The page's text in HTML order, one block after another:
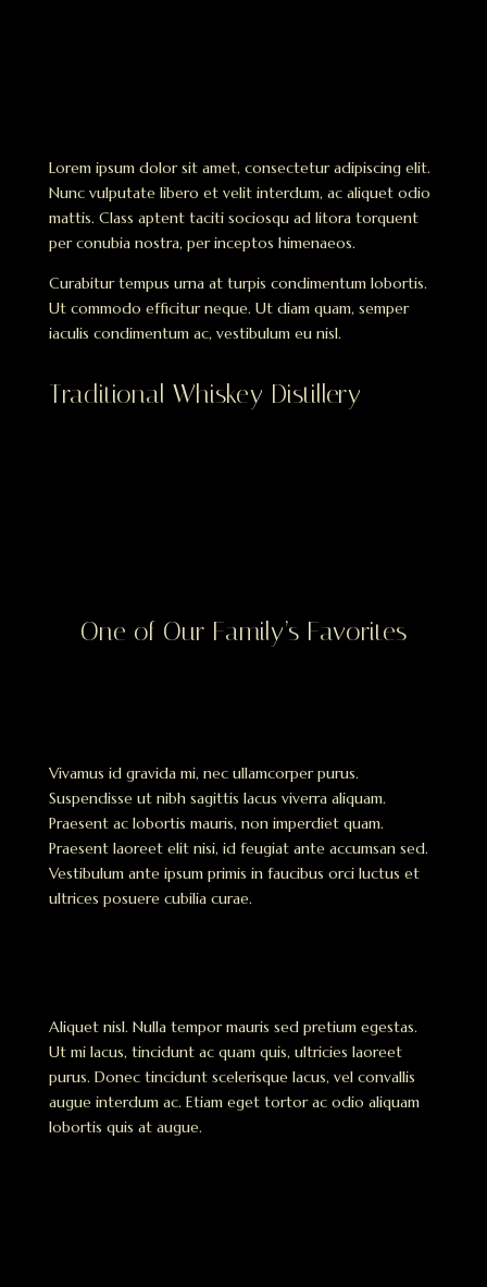
Lorem ipsum dolor sit amet, consectetur adipiscing elit.
Nunc vulputate libero et velit interdum, ac aliquet odio
mattis. Class aptent taciti sociosqu ad litora torquent
per conubia nostra, per inceptos himenaeos.
Curabitur tempus urna at turpis condimentum lobortis.
Ut commodo efficitur neque. Ut diam quam, semper
iaculis condimentum ac, vestibulum eu nisl.
Traditional Whiskey Distillery
One of Our Family’s Favorites
Vivamus id gravida mi, nec ullamcorper purus.
Suspendisse ut nibh sagittis lacus viverra aliquam.
Praesent ac lobortis mauris, non imperdiet quam.
Praesent laoreet elit nisi, id feugiat ante accumsan sed.
Vestibulum ante ipsum primis in faucibus orci luctus et
ultrices posuere cubilia curae.
Aliquet nisl. Nulla tempor mauris sed pretium egestas.
Ut mi lacus, tincidunt ac quam quis, ultricies laoreet
purus. Donec tincidunt scelerisque lacus, vel convallis
augue interdum ac. Etiam eget tortor ac odio aliquam
lobortis quis at augue.